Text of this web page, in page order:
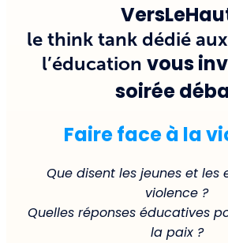
le think tank dédié
l’éducation vous
soirée
Faire face à la
Que disent les jeunes et les
violence ?
Quelles réponses éducatives
la paix ?